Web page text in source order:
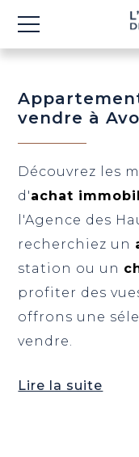
vendre à
Découvrez les
d'achat
l'Agence des
recherchiez un
station ou un
profiter des
offrons une
vendre.
Lire la suite